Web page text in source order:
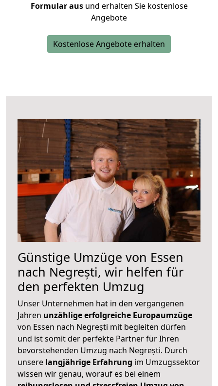
Formular ausund erhalten Sie kostenlose
Angebote
Kostenlose Angebote erhalten
Günstige Umzüge von Essen
nach Negrești, wir helfen für
den perfekten Umzug
Unser Unternehmen hat in den vergangenen
Jahren unzählige erfolgreiche Europaumzüge
von Essen nach Negrești mit begleiten dürfen
und ist somit der perfekte Partner für Ihren
bevorstehenden Umzug nach Negrești. Durch
unsere langjährige Erfahrung im Umzugssektor
wissen wir genau, worauf es bei einem